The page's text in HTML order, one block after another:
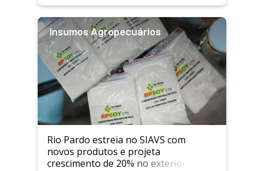
Insumos Agropecuários
Rio Pardo estreia no SIAVS com
novos produtos e projeta
crescimento de 20% no exterior